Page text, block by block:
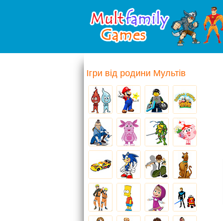
Ігри від родини Мультів